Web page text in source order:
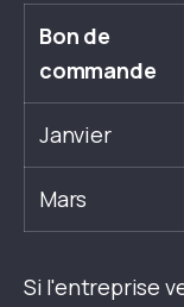
Bon de
commande
Janvier
Mars
Si l'entreprise